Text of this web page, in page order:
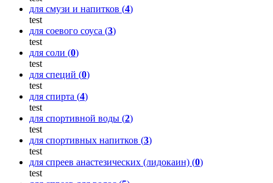
для смузи и напитков (4)
test
для соевого соуса (3)
test
для соли (0)
test
для специй (0)
test
для спирта (4)
test
для спортивной воды (2)
test
для спортивных напитков (3)
test
для спреев анастезических (лидокаин) (0)
test